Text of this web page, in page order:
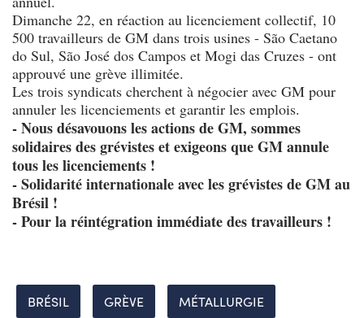
Dimanche 22, en réaction au licenciement collectif, 10
500 travailleurs de GM dans trois usines - São Caetano
do Sul, São José dos Campos et Mogi das Cruzes - ont
approuvé une grève illimitée.
Les trois syndicats cherchent à négocier avec GM pour
annuler les licenciements et garantir les emplois.
- Nous désavouons les actions de GM, sommes
solidaires des grévistes et exigeons que GM annule
tous les licenciements !
- Solidarité internationale avec les grévistes de GM au
Brésil !
- Pour la réintégration immédiate des travailleurs !
BRÉSIL GRÈVE MÉTALLURGIE